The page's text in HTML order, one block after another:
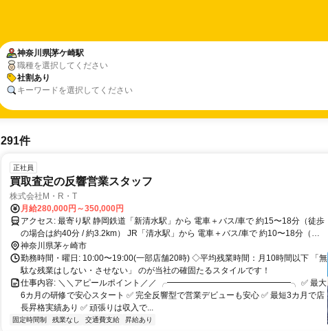
神奈川県茅ケ崎駅
職種を選択してください
社割あり
キーワードを選択してください
291件
正社員
買取査定の反響営業スタッフ
株式会社M・R・T
月給280,000円～350,000円
アクセス: 最寄り駅 静岡鉄道「新清水駅」から 電車＋バス/車で 約15〜18分（徒歩
の場合は約40分 / 約3.2km） JR「清水駅」から 電車＋バス/車で 約10〜18分（徒
歩の場合は約45分 / 約3.6km）
神奈川県茅ヶ崎市
勤務時間・曜日: 10:00〜19:00(一部店舗20時) ◇平均残業時間：月10時間以下 「無
駄な残業はしない・させない」 のが当社の確固たるスタイルです！
仕事内容: ＼＼アピールポイント／／ ╭━━━━━━━━━━━━━━━╮ ✅ 最大
6カ月の研修で安心スタート ✅ 完全反響型で営業デビューも安心 ✅ 最短3カ月で店
長昇格実績あり ✅ 頑張りは収入で...
固定時間制 残業なし 交通費支給 昇給あり